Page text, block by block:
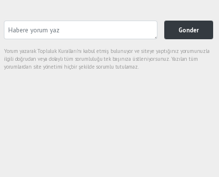
Gonder
Yorum yazarak Topluluk Kuralları’nı kabul etmiş bulunuyor ve siteye yaptığınız yorumunuzla
ilgili doğrudan veya dolaylı tüm sorumluluğu tek başınıza üstleniyorsunuz. Yazılan tüm
yorumlardan site yönetimi hiçbir şekilde sorumlu tutulamaz.